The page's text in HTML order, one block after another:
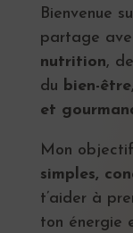
Bienvenue
partage
nutrition,
du bien-être
et
Mon
simples,
t’aider à
ton énergie